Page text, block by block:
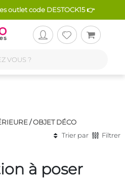
outlet code DESTOCK15 👉
/OBJET DÉCO
Trier par
Filtrer
à poser